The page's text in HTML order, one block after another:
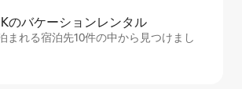
のバ⁠ケ⁠ー⁠シ⁠ョ⁠ンレ⁠ン⁠タ⁠ル
まれる宿泊先10件の中から見つけまし